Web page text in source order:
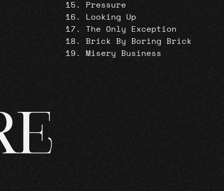
Pressure
Looking Up
The Only Exception
Brick By Boring Brick
Misery Business